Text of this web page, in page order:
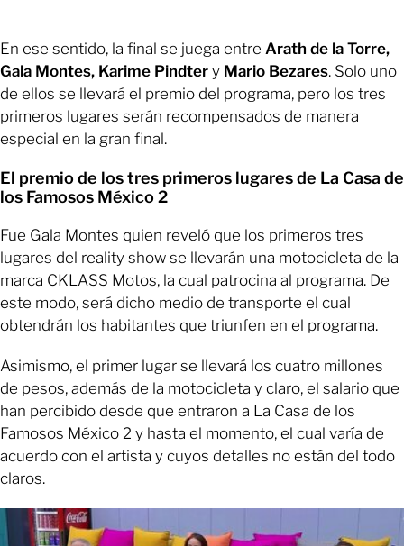
En ese sentido, la final se juega entre Arath de la Torre,
Gala Montes, Karime Pindter y Mario Bezares. Solo uno
de ellos se llevará el premio del programa, pero los tres
primeros lugares serán recompensados de manera
especial en la gran final.
El premio de los tres primeros lugares de La Casa de
los Famosos México 2
Fue Gala Montes quien reveló que los primeros tres
lugares del reality show se llevarán una motocicleta de la
marca CKLASS Motos, la cual patrocina al programa. De
este modo, será dicho medio de transporte el cual
obtendrán los habitantes que triunfen en el programa.
Asimismo, el primer lugar se llevará los cuatro millones
de pesos, además de la motocicleta y claro, el salario que
han percibido desde que entraron a La Casa de los
Famosos México 2 y hasta el momento, el cual varía de
acuerdo con el artista y cuyos detalles no están del todo
claros.